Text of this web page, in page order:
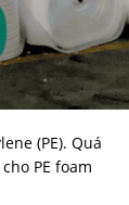
(PE). Quá
PE foam